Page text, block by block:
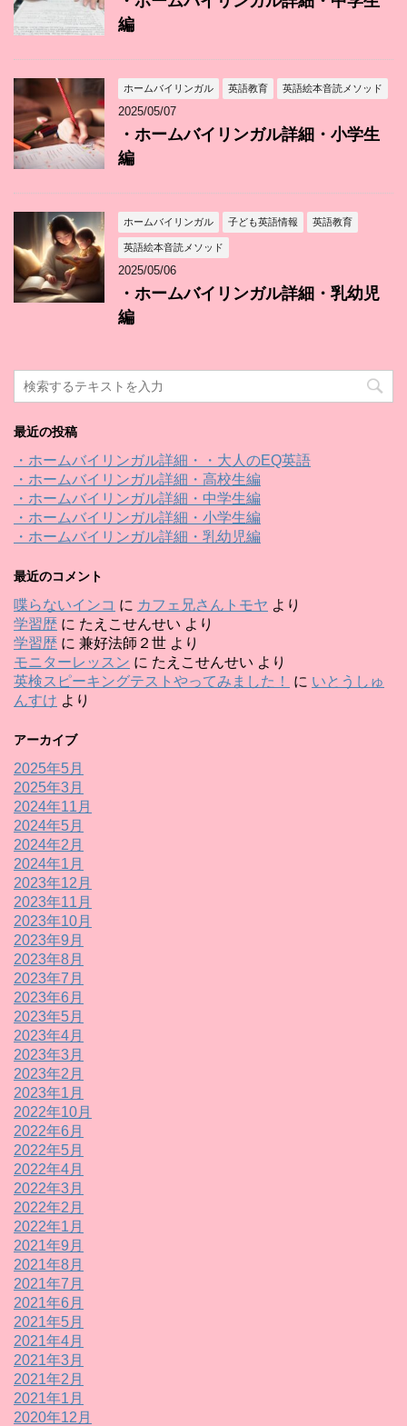
編
ホームバイリンガル 英語教育 英語絵本音読メソッド
2025/05/07
・ホームバイリンガル詳細・小学生
編
ホームバイリンガル 子ども英語情報 英語教育
英語絵本音読メソッド
2025/05/06
・ホームバイリンガル詳細・乳幼児
編
最近の投稿
・ホームバイリンガル詳細・・大人のEQ英語
・ホームバイリンガル詳細・高校生編
・ホームバイリンガル詳細・中学生編
・ホームバイリンガル詳細・小学生編
・ホームバイリンガル詳細・乳幼児編
最近のコメント
喋らないインコ に カフェ兄さんトモヤ より
学習歴 に たえこせんせい より
学習歴 に 兼好法師２世 より
モニターレッスン に たえこせんせい より
英検スピーキングテストやってみました！
に いとうしゅ
んすけ より
アーカイブ
2025年5月
2025年3月
2024年11月
2024年5月
2024年2月
2024年1月
2023年12月
2023年11月
2023年10月
2023年9月
2023年8月
2023年7月
2023年6月
2023年5月
2023年4月
2023年3月
2023年2月
2023年1月
2022年10月
2022年6月
2022年5月
2022年4月
2022年3月
2022年2月
2022年1月
2021年9月
2021年8月
2021年7月
2021年6月
2021年5月
2021年4月
2021年3月
2021年2月
2021年1月
2020年12月